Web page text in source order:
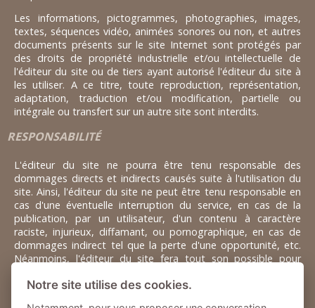
Les informations, pictogrammes, photographies, images,
textes, séquences vidéo, animées sonores ou non, et autres
documents présents sur le site Internet sont protégés par
des droits de propriété industrielle et/ou intellectuelle de
l'éditeur du site ou de tiers ayant autorisé l'éditeur du site à
les utiliser. A ce titre, toute reproduction, représentation,
adaptation, traduction et/ou modification, partielle ou
intégrale ou transfert sur un autre site sont interdits.
RESPONSABILITÉ
L'éditeur du site ne pourra être tenu responsable des
dommages directs et indirects causés suite à l'utilisation du
site. Ainsi, l'éditeur du site ne peut être tenu responsable en
cas d'une éventuelle interruption du service, en cas de la
publication, par un utilisateur, d'un contenu à caractère
raciste, injurieux, diffamant, ou pornographique, en cas de
dommages indirect tel que la perte d'une opportunité, etc.
Néanmoins, l'éditeur du site fera tout son possible pour
d'incident ainsi que pour supprimer les éventuels contenus
Notre site utilise des cookies.